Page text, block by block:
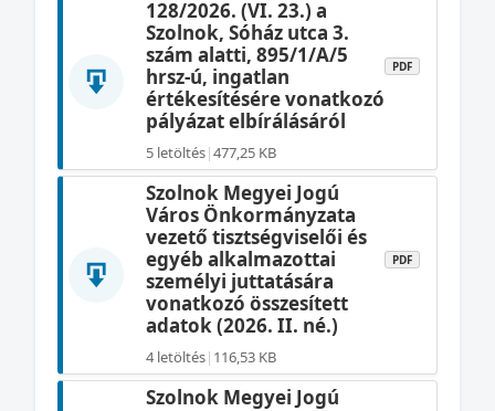
128/2026. (VI. 23.) a
Szolnok, Sóház utca 3.
szám alatti, 895/1/A/5
hrsz-ú, ingatlan
értékesítésére vonatkozó
pályázat elbírálásáról
PDF
5 letöltés|477,25 KB
Szolnok Megyei Jogú
Város Önkormányzata
vezető tisztségviselői és
egyéb alkalmazottai
személyi juttatására
vonatkozó összesített
adatok (2026. II. né.)
PDF
4 letöltés| 116,53 KB
Szolnok Megyei Jogú